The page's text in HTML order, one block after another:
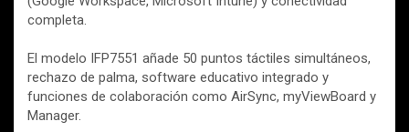
completa.
El modelo IFP7551 añade 50 puntos táctiles simultáneos,
rechazo de palma, software educativo integrado y
funciones de colaboración como AirSync, myViewBoard y
Manager.